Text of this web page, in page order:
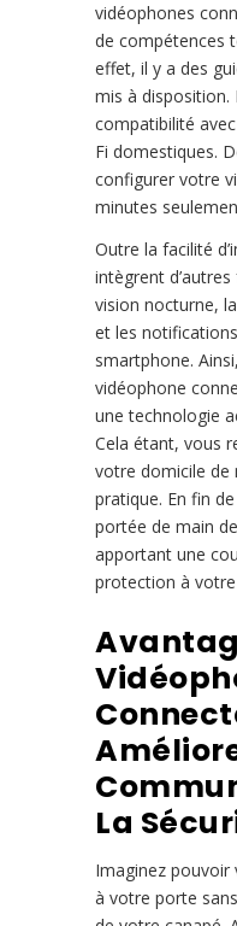
vidéophones
de compétences
effet, il y a des
mis à disposition.
compatibilité
Fi domestiques.
configurer votre
minutes
Outre la facilité
intègrent
vision nocturne,
et les
smartphone.
vidéophone
une technologie
Cela étant, vous
votre domicile de
pratique. En fin
portée de main
apportant une
protection à
La
Imaginez pouvoir
à votre porte